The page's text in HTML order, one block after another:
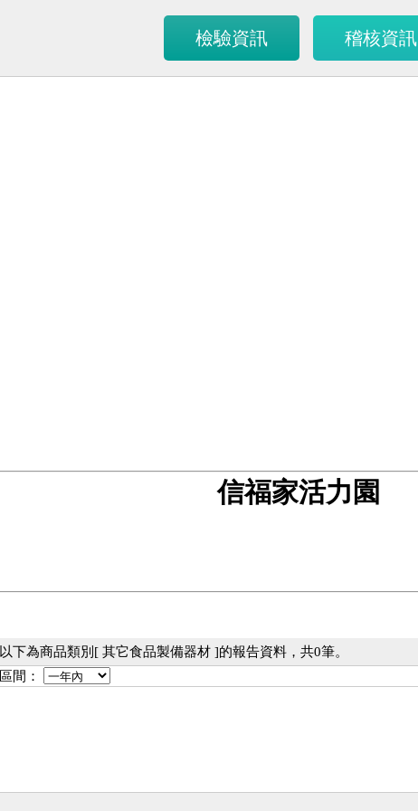
檢驗資訊 稽核資訊
信福家活力園
以下為商品類別[ 其它食品製備器材 ]的報告資料，共0筆。
區間：